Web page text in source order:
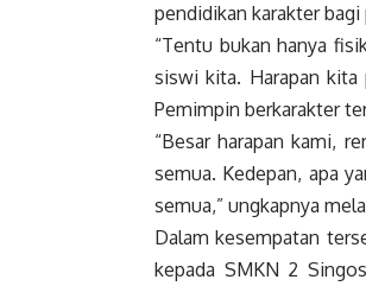
pendidikan karakter
“Tentu bukan hanya
siswi kita. Harapan kita
Pemimpin berkarakter
“Besar harapan kami,
semua. Kedepan, apa
semua,” ungkapnya
Dalam kesempatan
kepada SMKN 2